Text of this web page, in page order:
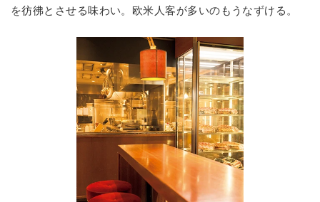
を彷彿とさせる味わい。欧米人客が多いのもうなずける。